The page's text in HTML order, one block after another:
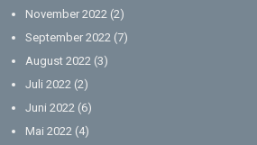
November 2022 (2)
September 2022 (7)
August 2022 (3)
Juli 2022 (2)
Juni 2022 (6)
Mai 2022 (4)